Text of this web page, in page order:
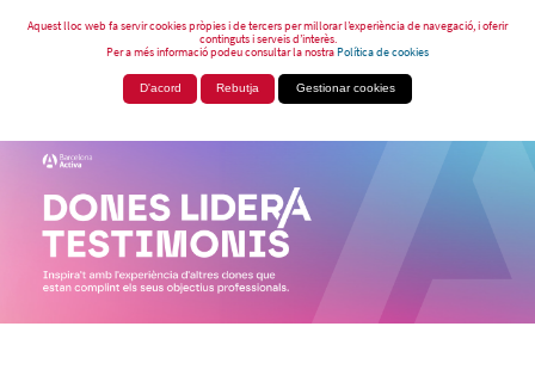
Aquest lloc web fa servir cookies pròpies i de tercers per millorar l’experiència de navegació, i oferir
continguts i serveis d’interès.
Per a més informació podeu consultar la nostraPolítica de cookies
D'acord Rebutja Gestionar cookies